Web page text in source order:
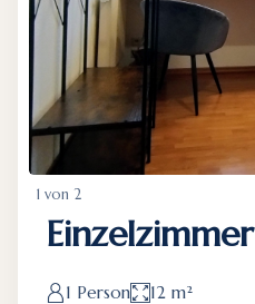
1 von 2
1 Person 12 m²